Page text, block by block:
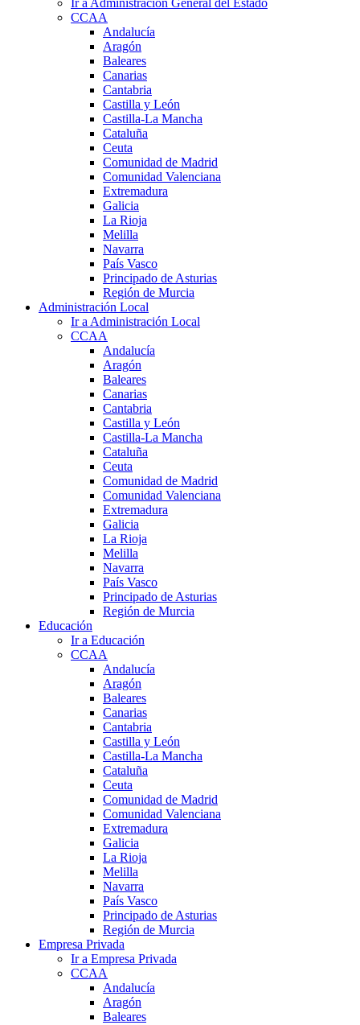
CCAA
Andalucía
Aragón
Baleares
Canarias
Cantabria
Castilla y León
Castilla-La Mancha
Cataluña
Ceuta
Comunidad de Madrid
Comunidad Valenciana
Extremadura
Galicia
La Rioja
Melilla
Navarra
País Vasco
Principado de Asturias
Región de Murcia
Administración Local
Ir a Administración Local
CCAA
Andalucía
Aragón
Baleares
Canarias
Cantabria
Castilla y León
Castilla-La Mancha
Cataluña
Ceuta
Comunidad de Madrid
Comunidad Valenciana
Extremadura
Galicia
La Rioja
Melilla
Navarra
País Vasco
Principado de Asturias
Región de Murcia
Educación
Ir a Educación
CCAA
Andalucía
Aragón
Baleares
Canarias
Cantabria
Castilla y León
Castilla-La Mancha
Cataluña
Ceuta
Comunidad de Madrid
Comunidad Valenciana
Extremadura
Galicia
La Rioja
Melilla
Navarra
País Vasco
Principado de Asturias
Región de Murcia
Empresa Privada
Ir a Empresa Privada
CCAA
Andalucía
Aragón
Baleares